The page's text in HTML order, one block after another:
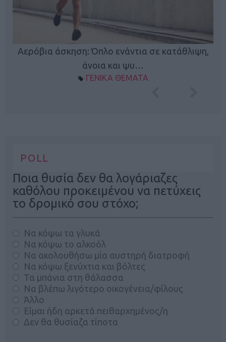
Αερόβια άσκηση: Όπλο ενάντια σε κατάθλιψη,
άνοια και ψυ…
ΓΕΝΙΚΑ ΘΕΜΑΤΑ
POLL
Ποια θυσία δεν θα λογάριαζες
καθόλου προκειμένου να πετύχεις
το δρομικό σου στόχο;
Να κόψω τα γλυκά
Να κόψω το αλκοόλ
Να ακολουθήσω μία αυστηρή διατροφή
Να κόψω ξενύχτια και βόλτες
Τα μπάνια στη θάλασσα
Να βλέπω λιγότερο οικογένεια/φίλους
Άλλο
Είμαι ήδη αρκετά πειθαρχημένος/η
Δεν θα θυσίαζα τίποτα